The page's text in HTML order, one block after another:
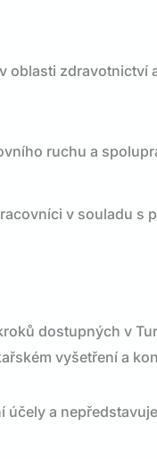
ruchu a
v souladu s
dostupných v
vyšetření a
a